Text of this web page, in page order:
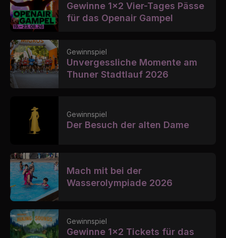
Gewinne 1x2 Vier-Tages Pässe
für das Openair Gampel
Gewinnspiel
Unvergessliche Momente am
Thuner Stadtlauf 2026
Gewinnspiel
Der Besuch der alten Dame
Mach mit bei der
Wasserolympiade 2026
Gewinnspiel
Gewinne 1x2 Tickets für das